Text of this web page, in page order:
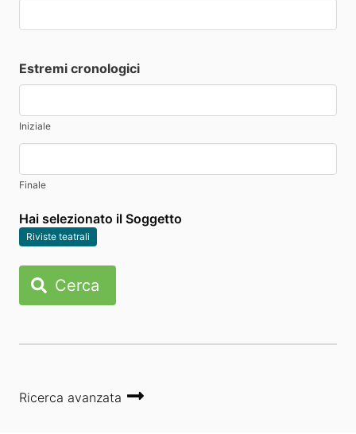
Estremi cronologici
Iniziale
Finale
Hai selezionato il Soggetto
Riviste teatrali
Cerca
Ricerca avanzata